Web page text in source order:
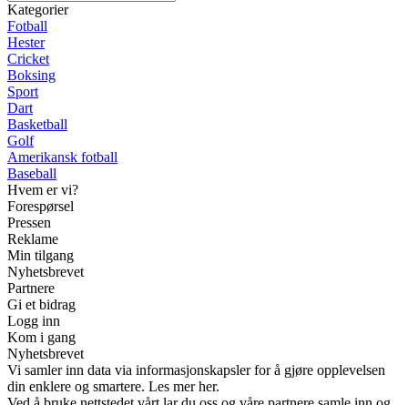
Kategorier
Fotball
Hester
Cricket
Boksing
Sport
Dart
Basketball
Golf
Amerikansk fotball
Baseball
Hvem er vi?
Forespørsel
Pressen
Reklame
Min tilgang
Nyhetsbrevet
Partnere
Gi et bidrag
Logg inn
Kom i gang
Nyhetsbrevet
Vi samler inn data via informasjonskapsler for å gjøre opplevelsen
din enklere og smartere. Les mer her.